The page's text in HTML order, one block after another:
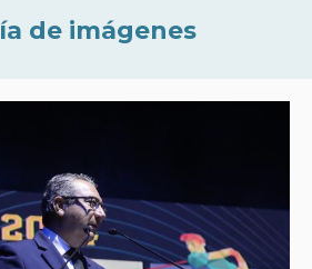
de imágenes